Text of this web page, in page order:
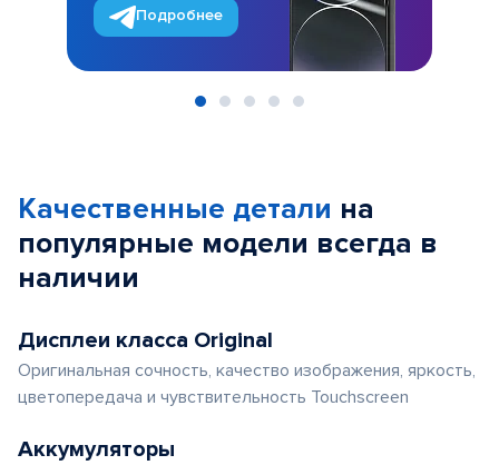
Подробнее
Качественные детали на
популярные модели всегда в
наличии
Дисплеи класса Original
Оригинальная сочность, качество изображения, яркость,
цветопередача и чувствительность Touchscreen
Аккумуляторы